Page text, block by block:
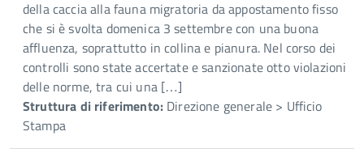
della caccia alla fauna migratoria da appostamento fisso
che si è svolta domenica 3 settembre con una buona
affluenza, soprattutto in collina e pianura. Nel corso dei
controlli sono state accertate e sanzionate otto violazioni
delle norme, tra cui una […]
Struttura di riferimento: Direzione generale > Ufficio
Stampa